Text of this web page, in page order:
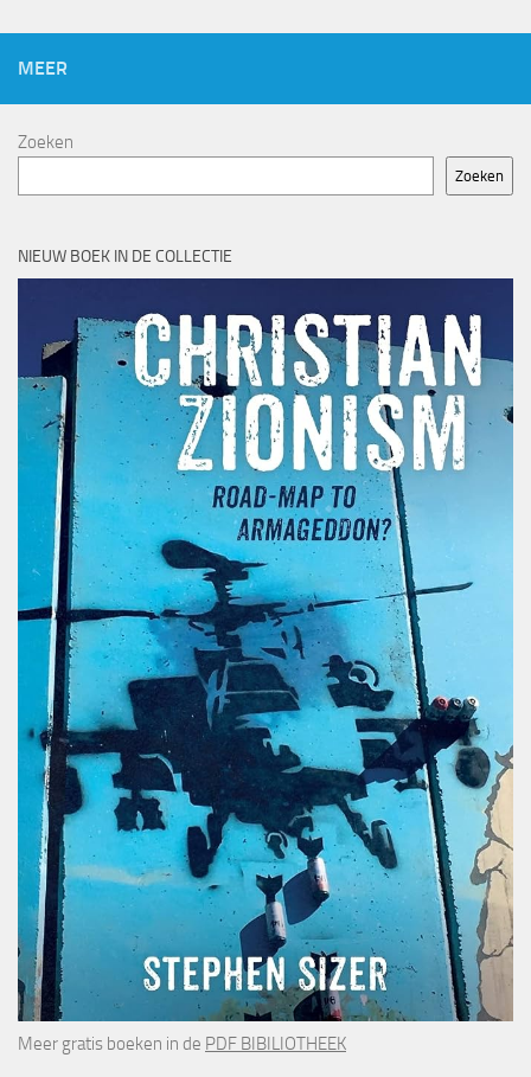
MEER
Zoeken
Zoeken
NIEUW BOEK IN DE COLLECTIE
Meer gratis boeken in de PDF BIBILIOTHEEK